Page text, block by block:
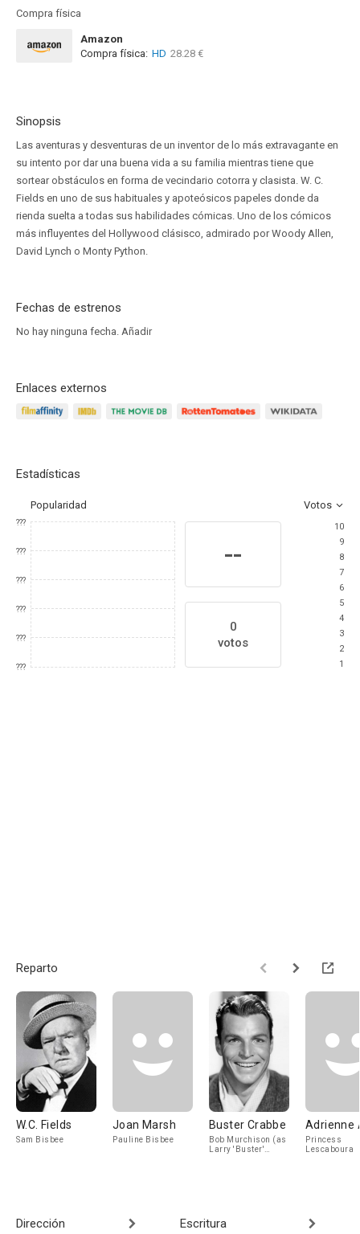
Compra física
Amazon
Compra física: HD 28.28 €
Sinopsis
Las aventuras y desventuras de un inventor de lo más extravagante en
su intento por dar una buena vida a su familia mientras tiene que
sortear obstáculos en forma de vecindario cotorra y clasista. W. C.
Fields en uno de sus habituales y apoteósicos papeles donde da
rienda suelta a todas sus habilidades cómicas. Uno de los cómicos
más influyentes del Hollywood clásisco, admirado por Woody Allen,
David Lynch o Monty Python.
Fechas de estrenos
No hay ninguna fecha. Añadir
Enlaces externos
Estadísticas
Popularidad Votos
???
???
???
???
???
???
--
0
votos
10
9
8
7
6
5
4
3
2
1
Reparto
W.C. Fields
Sam Bisbee
Joan Marsh
Pauline Bisbee
Buster Crabbe
Bob Murchison (as
Larry 'Buster'
Adrienne
Princess
Lescaboura
Dirección Escritura